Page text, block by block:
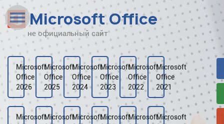
Наверх
Рейтинг
Видео
Галерея
Microsoft Office
не официальный сайт
Microsoft
Office
2026
Microsoft
Office
2025
Microsoft
Office
2024
Microsoft
Office
2023
Microsoft
Office
2022
Microsoft
Office
2021
MicrosoftMicrosoftMicrosoftMicrosoftMicrosoftMicrosoft